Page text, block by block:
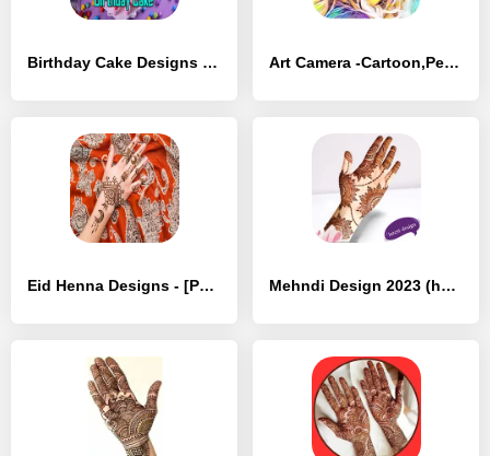
Birthday Cake Designs - [Полная версия] Art Camera -Cartoon,Pen Sketch - [Премиум версия]
Eid Henna Designs - [Разблокированная версия] Mehndi Design 2023 (hd) - [Разблокированная версия]